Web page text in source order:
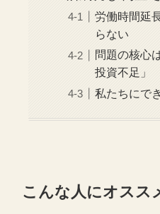
労働時間延
らない
問題の核心
投資不足」
私たちにで
こんな人にオスス